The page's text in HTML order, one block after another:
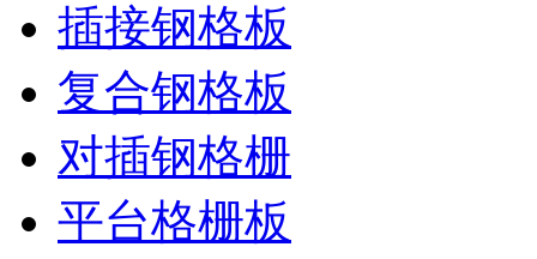
插接钢格板
复合钢格板
对插钢格栅
平台格栅板